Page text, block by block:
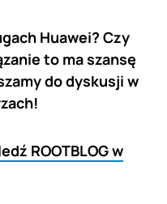
Huawei? Czy
to ma szansę
do dyskusji w
ROOTBLOG w